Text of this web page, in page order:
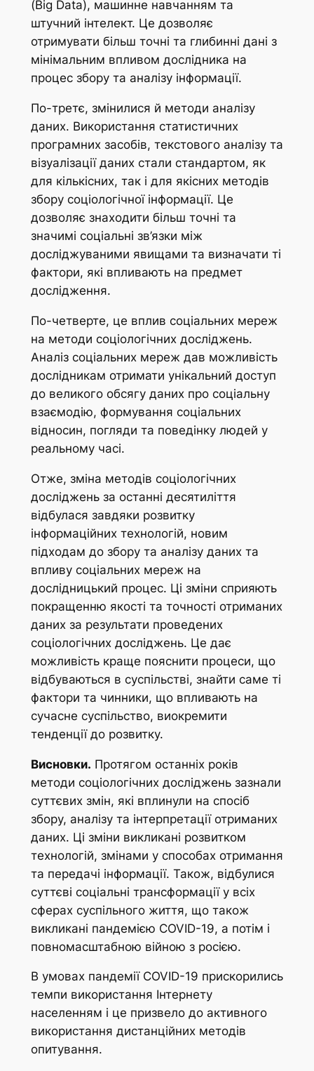
(Big Data), машинне навчанням та
штучний інтелект. Це дозволяє
отримувати більш точні та глибинні дані з
мінімальним впливом дослідника на
процес збору та аналізу інформації.
По-третє, змінилися й методи аналізу
даних. Використання статистичних
програмних засобів, текстового аналізу та
візуалізації даних стали стандартом, як
для кількісних, так і для якісних методів
збору соціологічної інформації. Це
дозволяє знаходити більш точні та
значимі соціальні зв’язки між
досліджуваними явищами та визначати ті
фактори, які впливають на предмет
дослідження.
По-четверте, це вплив соціальних мереж
на методи соціологічних досліджень.
Аналіз соціальних мереж дав можливість
дослідникам отримати унікальний доступ
до великого обсягу даних про соціальну
взаємодію, формування соціальних
відносин, погляди та поведінку людей у
реальному часі.
Отже, зміна методів соціологічних
досліджень за останні десятиліття
відбулася завдяки розвитку
інформаційних технологій, новим
підходам до збору та аналізу даних та
впливу соціальних мереж на
дослідницький процес. Ці зміни сприяють
покращенню якості та точності отриманих
даних за результати проведених
соціологічних досліджень. Це дає
можливість краще пояснити процеси, що
відбуваються в суспільстві, знайти саме ті
фактори та чинники, що впливають на
сучасне суспільство, виокремити
тенденції до розвитку.
Висновки. Протягом останніх років
методи соціологічних досліджень зазнали
суттєвих змін, які вплинули на спосіб
збору, аналізу та інтерпретації отриманих
даних. Ці зміни викликані розвитком
технологій, змінами у способах отримання
та передачі інформації. Також, відбулися
суттєві соціальні трансформації у всіх
сферах суспільного життя, що також
викликані пандемією COVID-19, а потім і
повномасштабною війною з росією.
В умовах пандемії COVID-19 прискорились
темпи використання Інтернету
населенням і це призвело до активного
використання дистанційних методів
опитування.